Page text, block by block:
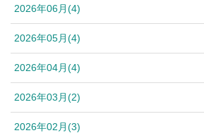
2026年06月(4)
2026年05月(4)
2026年04月(4)
2026年03月(2)
2026年02月(3)